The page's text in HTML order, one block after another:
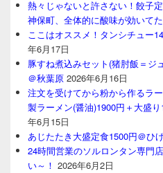
熱々じゃないと許さない！餃子
神保町、全体的に酸味が効いてた
ここはオススメ！タンシチュー
年6月17日
豚すね煮込みセット(猪肘飯＝ジ
＠秋葉原 2026年6月16日
注文を受けてから粉から作るラ
製ラーメン(醤油)1900円＋大盛
年6月15日
あじたたき大盛定食1500円＠ひ
24時間営業のソルロンタン専門
い～！ 2026年6月2日